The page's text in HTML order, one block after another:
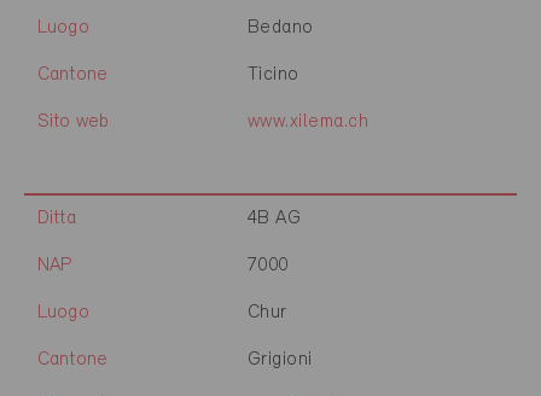
Luogo Bedano
Cantone Ticino
Sito web www.xilema.ch
Ditta 4B AG
NAP 7000
Luogo Chur
Cantone Grigioni